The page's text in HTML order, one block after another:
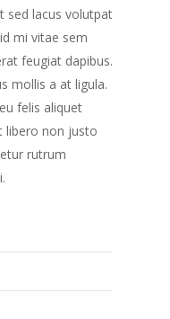
sed lacus volutpat
mi vitae sem
feugiat dapibus.
mollis a at ligula.
felis aliquet
libero non justo
rutrum